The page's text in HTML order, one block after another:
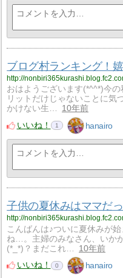
ブログ村ランキング！
おはようございます(*^^*)今の
リットだけじゃないことに気
かけない生…
10年前
いいね！
1 hanairo
子供の夏休みはママだ
こんばんは♪ついに夏休みが
ね…。主婦のみなさん、いか
(*_*)？まだこれ…
10年前
いいね！
0 hanairo